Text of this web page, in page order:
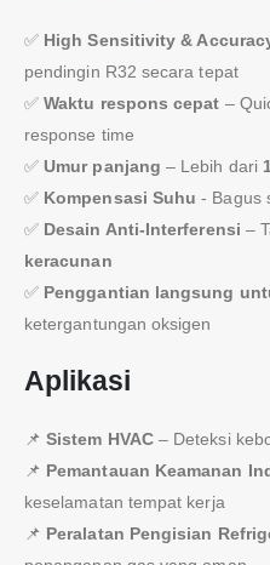
✅ High Sensitivity &
pendingin R32 secara tepat
✅Waktu respons cepat –
response time
✅ Umur panjang – Lebih dari
✅ Kompensasi Suhu - Bagus
✅ Desain Anti-Interferensi –
keracunan
✅ Penggantian langsung
ketergantungan oksigen
Aplikasi
📌Sistem HVAC– Deteksi
📌 Pemantauan Keamanan
keselamatan tempat kerja
📌 Peralatan Pengisian